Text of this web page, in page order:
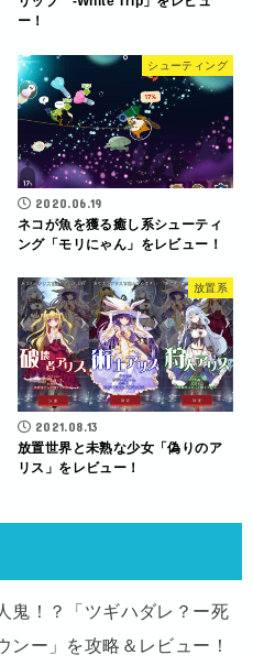
ー！
シューティング
2020.06.19
ネコが魚を獲る癒し系シューティ
ング「モリにゃん」をレビュー！
放置系
2021.08.13
放置世界と未熟な少女「偽りのア
リス」をレビュー！
鬼！？「ツギハダレ？ー死
ンー」を攻略＆レビュー！